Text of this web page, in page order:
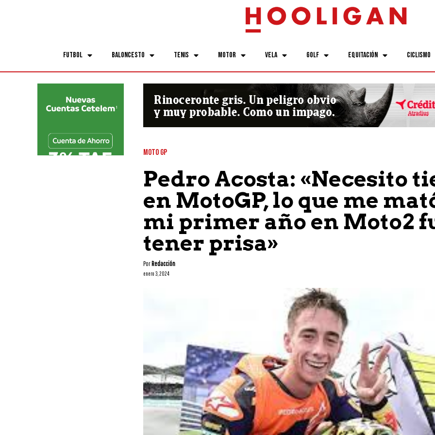
Futbol Baloncesto Tenis Motor Vela Golf Equitación Ciclismo
MOTO GP
Pedro Acosta: «Necesito
en MotoGP, lo que me
mi primer año en Moto2
tener prisa»
PorRedacción
enero 3, 2024